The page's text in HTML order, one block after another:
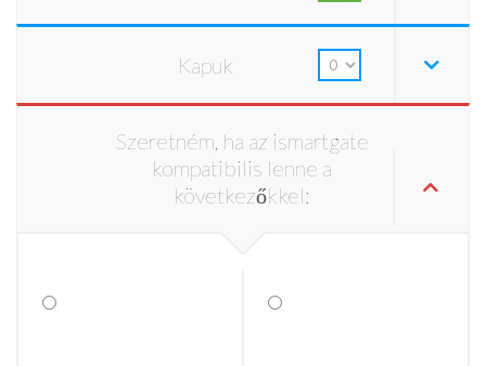
Kapuk
Szeretném, ha az ismartgate
kompatibilis lenne a
következőkkel: